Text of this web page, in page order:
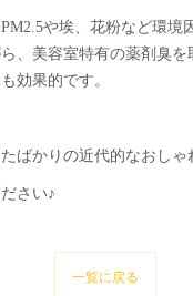
や埃、花粉など環境
、美容室特有の薬剤臭を
効果的です。
ばかりの近代的なおしゃ
さい♪
一覧に戻る